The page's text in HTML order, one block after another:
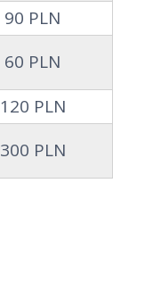
90 PLN
60 PLN
120 PLN
300 PLN